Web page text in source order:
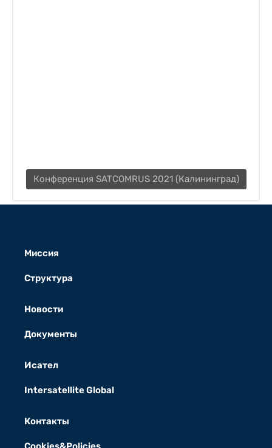
Конференция SATCOMRUS 2021 (Калининград)
Миссия
Структура
Новости
Документы
Исател
Intersatellite Global
Контакты